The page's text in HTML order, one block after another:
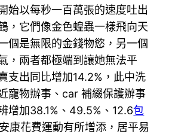
始以每秒一百萬張的速度吐出
，它們像金色蝗蟲一樣飛向天
個是無限的金錢物慾，另一個
，兩者都極端到讓她無法平
支出同比增加14.2%，此中洗
寵物辦事、car 補綴保護辦事
增加38.1%、49.5%、12.6包
康花費運動有所增添，居平易